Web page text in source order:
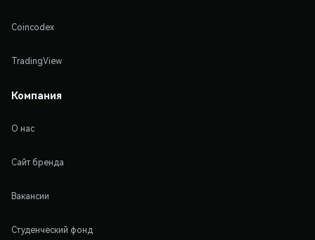
Coincodex
TradingView
Компания
О нас
Сайт бренда
Вакансии
Студенческий фонд